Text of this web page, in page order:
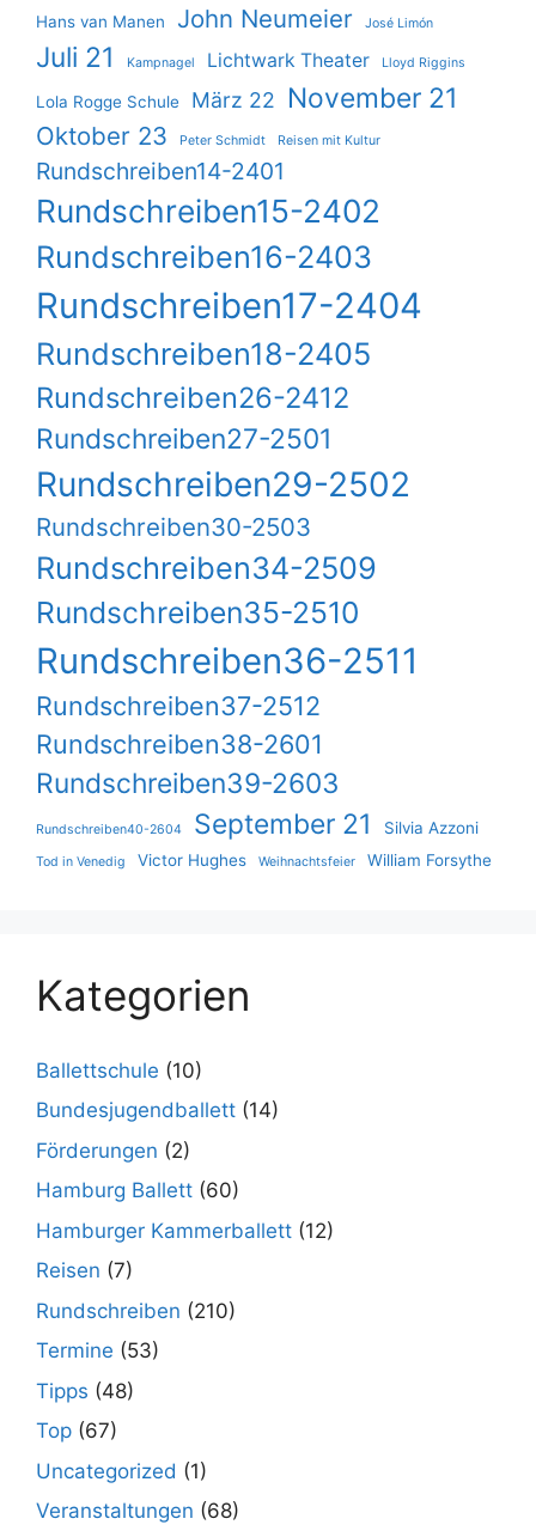
Hans van Manen John Neumeier José Limón
Juli 21 Kampnagel Lichtwark Theater Lloyd Riggins
Lola Rogge Schule März 22 November 21
Oktober 23 Peter Schmidt Reisen mit Kultur
Rundschreiben14-2401
Rundschreiben15-2402
Rundschreiben16-2403
Rundschreiben17-2404
Rundschreiben18-2405
Rundschreiben26-2412
Rundschreiben27-2501
Rundschreiben29-2502
Rundschreiben30-2503
Rundschreiben34-2509
Rundschreiben35-2510
Rundschreiben36-2511
Rundschreiben37-2512
Rundschreiben38-2601
Rundschreiben39-2603
Rundschreiben40-2604 September 21 Silvia Azzoni
Tod in Venedig Victor Hughes Weihnachtsfeier William Forsythe
Kategorien
Ballettschule (10)
Bundesjugendballett (14)
Förderungen (2)
Hamburg Ballett (60)
Hamburger Kammerballett (12)
Reisen (7)
Rundschreiben (210)
Termine (53)
Tipps (48)
Top (67)
Uncategorized (1)
Veranstaltungen (68)